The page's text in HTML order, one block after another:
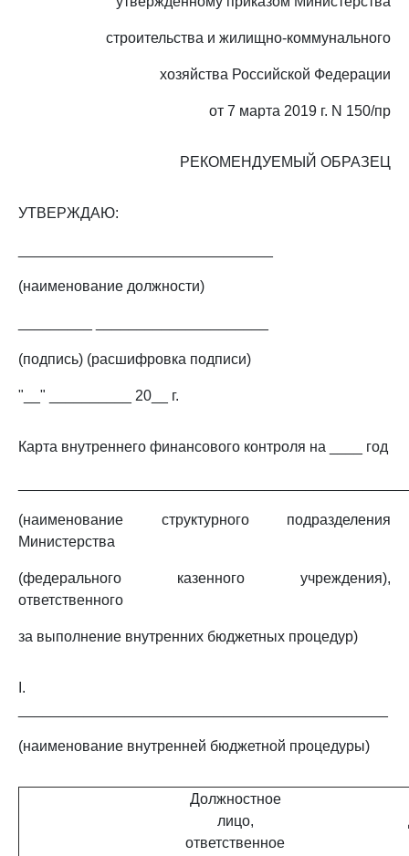
строительства и жилищно-коммунального
хозяйства Российской Федерации
от 7 марта 2019 г. N 150/пр
РЕКОМЕНДУЕМЫЙ ОБРАЗЕЦ
УТВЕРЖДАЮ:
(наименование должности)
(подпись) (расшифровка подписи)
"__" __________ 20__ г.
Карта внутреннего финансового контроля на ____ год
(наименование структурного подразделения
Министерства
(федерального казенного учреждения),
ответственного
за выполнение внутренних бюджетных процедур)
I.
(наименование внутренней бюджетной процедуры)
Должностное
лицо,
ответственное